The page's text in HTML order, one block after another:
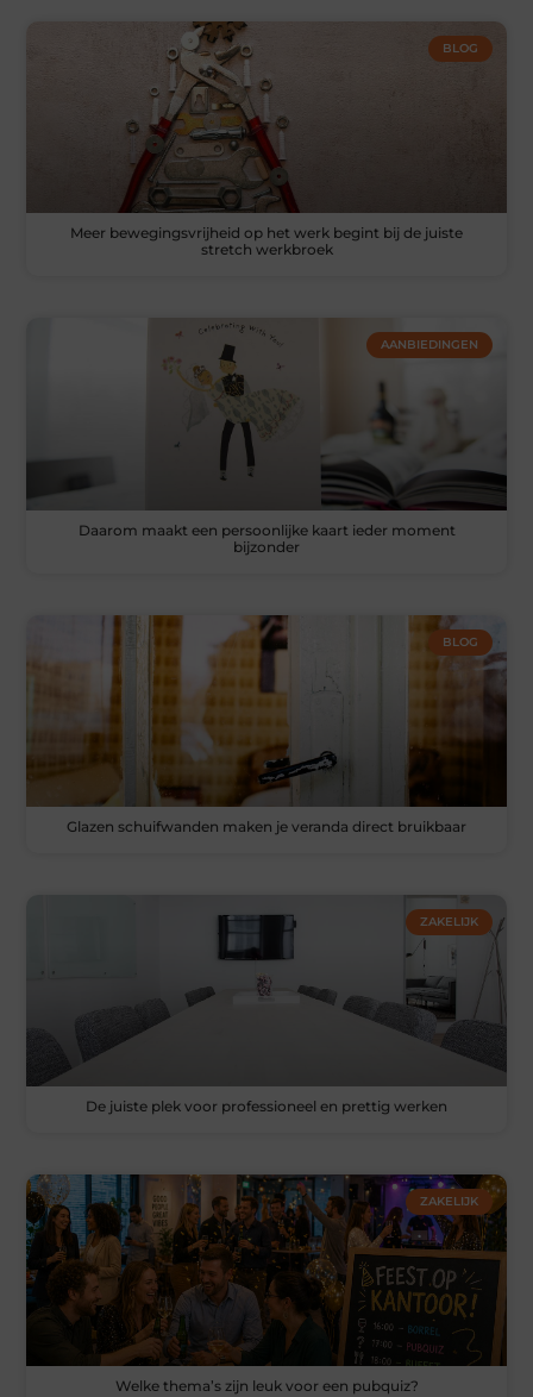
BLOG
Meer bewegingsvrijheid op het werk begint bij de juiste
stretch werkbroek
AANBIEDINGEN
Daarom maakt een persoonlijke kaart ieder moment
bijzonder
BLOG
Glazen schuifwanden maken je veranda direct bruikbaar
ZAKELIJK
De juiste plek voor professioneel en prettig werken
ZAKELIJK
Welke thema’s zijn leuk voor een pubquiz?